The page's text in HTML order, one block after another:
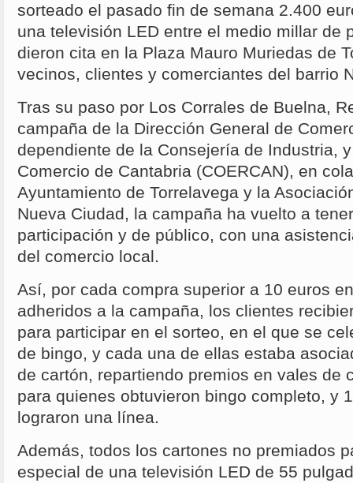
sorteado el pasado fin de semana 2.400
una televisión LED entre el medio millar de
dieron cita en la Plaza Mauro Muriedas de
vecinos, clientes y comerciantes del barrio
Tras su paso por Los Corrales de Buelna,
campaña de la Dirección General de
dependiente de la Consejería de Industria,
Comercio de Cantabria (COERCAN), en
Ayuntamiento de Torrelavega y la
Nueva Ciudad, la campaña ha vuelto a
participación y de público, con una
del comercio local.
Así, por cada compra superior a 10 euros
adheridos a la campaña, los clientes
para participar en el sorteo, en el que se
de bingo, y cada una de ellas estaba
de cartón, repartiendo premios en vales de
para quienes obtuvieron bingo completo, y
lograron una línea.
Además, todos los cartones no premiados
especial de una televisión LED de 55